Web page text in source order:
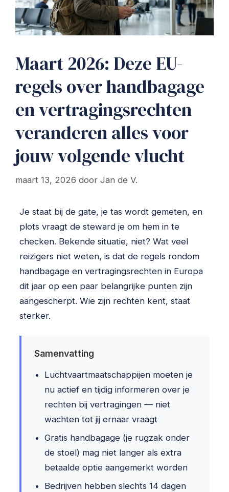
Maart 2026: Deze EU-
regels over handbagage
en vertragingsrechten
veranderen alles voor
jouw volgende vlucht
maart 13, 2026 door Jan de V.
Je staat bij de gate, je tas wordt gemeten, en
plots vraagt de steward je om hem in te
checken. Bekende situatie, niet? Wat veel
reizigers niet weten, is dat de regels rondom
handbagage en vertragingsrechten in Europa
dit jaar op een paar belangrijke punten zijn
aangescherpt. Wie zijn rechten kent, staat
sterker.
Samenvatting
Luchtvaartmaatschappijen moeten je
nu actief en tijdig informeren over je
rechten bij vertragingen — niet
wachten tot jij ernaar vraagt
Gratis handbagage (je rugzak onder
de stoel) mag niet langer als extra
betaalde optie aangemerkt worden
Bedrijven hebben slechts 14 dagen